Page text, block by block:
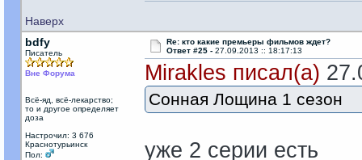
Наверх
bdfy
Писатель
Вне Форума
Всё-яд, всё-лекарство;
то и другое определяет
доза
Настрочил: 3 676
Краснотурьинск
Пол:
Re: кто какие премьеры фильмов ждет?
Ответ #25 - 27.09.2013 :: 18:17:13
Mirakles писал(а)
Сонная Лощина 1 сезон
уже 2 серии есть